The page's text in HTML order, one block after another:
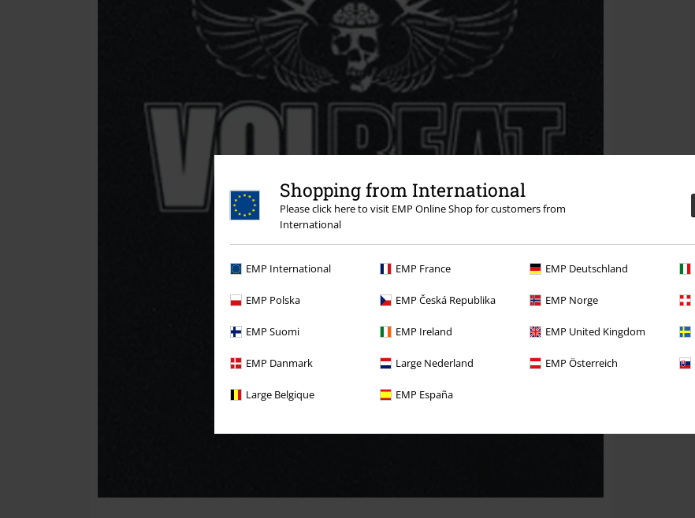
Shopping from International
Please click here to visit EMP Online Shop for customers from
International
EMP International EMP France EMP Deutschland
EMP Polska EMP Česká Republika EMP Norge
EMP Suomi EMP Ireland EMP United Kingdom
EMP Danmark Large Nederland EMP Österreich
Large Belgique EMP España